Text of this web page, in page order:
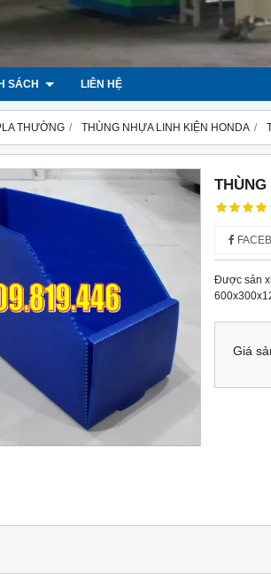
SÁCH LIÊN HỆ
THƯỜNG THÙNG NHỰA LINH KIỆN HONDA
Được sản
Giá